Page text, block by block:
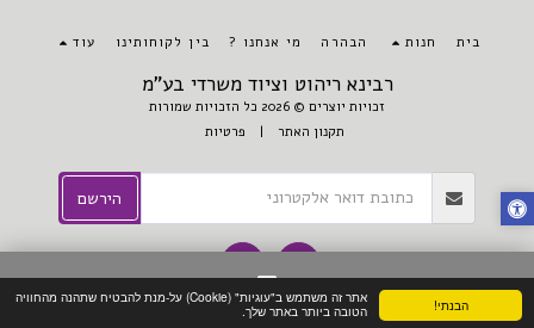
הבנתי!
אתר זה משתמש ב"עוגיות" (Cookie) על-מנת להבטיח שתהנה מהחוויה
הטובה ביותר באתר שלך.
רבינא ריהוט וציוד משרדי בע"מ
זכויות יוצרים © 2026 כל הזכויות שמורות
תקנון האתר | פרטיות
בית חנות הבהרה מי אנחנו ? בין לקוחותינו עוד
הירשם
צור קשר